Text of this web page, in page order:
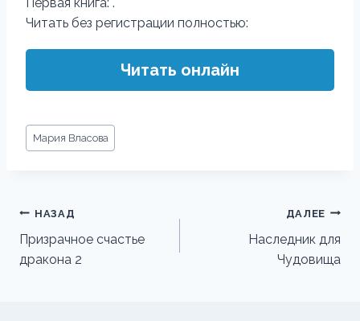
Читать без регистрации полностью:
Читать онлайн
Метки
записи:
Мария Власова
Навигация
по
записям
НАЗАД
Призрачное счастье
дракона 2
ДАЛЕЕ
Наследник для
Чудовища